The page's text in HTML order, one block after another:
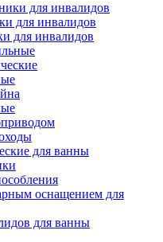
для инвалидов
для инвалидов
для инвалидов
для ванны
оснащением для
для ванны